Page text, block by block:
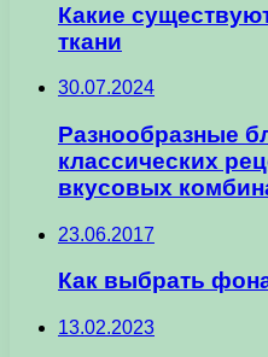
Какие
ткани
30.07.2024
Разнообразные
классических
вкусовых
23.06.2017
Как выбрать
13.02.2023